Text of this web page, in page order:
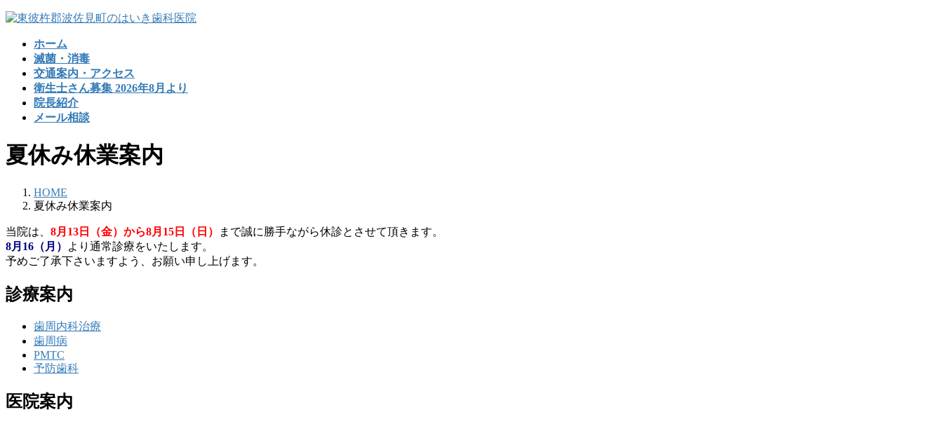
コ
プ
ナ
動
ホーム
滅菌・消毒
交通案内・アクセス
衛生士さん募集 2026年8月より
院長紹介
メール相談
夏休み休業案内
HOME
夏休み休業案内
当院は、 8月13日（金）から8月15日（日）
まで誠に勝手ながら休診とさせて頂きます。
8月16（月）
より通常診療をいたします。
予めご了承下さいますよう、お願い申し上げます。
診療案内
歯周内科治療
歯周病
PMTC
予防歯科
医院案内